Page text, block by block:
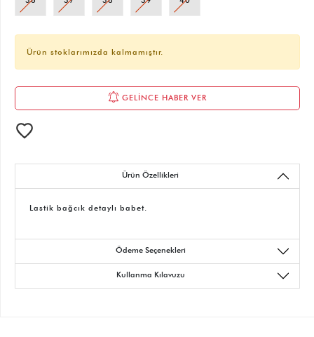
Ürün stoklarımızda kalmamıştır.
GELİNCE HABER VER
Ürün Özellikleri
Lastik bağcık detaylı babet.
Ödeme Seçenekleri
Kullanma Kılavuzu